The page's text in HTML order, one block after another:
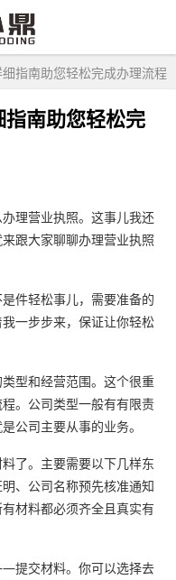
指南助您轻松完成办理流程
南助您轻松完
理营业执照。这事儿我还
跟大家聊聊办理营业执照
件轻松事儿，需要准备的
一步步来，保证让你轻松
型和经营范围。这个很重
。公司类型一般有有限责
公司主要从事的业务。
了。主要需要以下几样东
、公司名称预先核准通知
材料都必须齐全且真实有
提交材料。你可以选择去